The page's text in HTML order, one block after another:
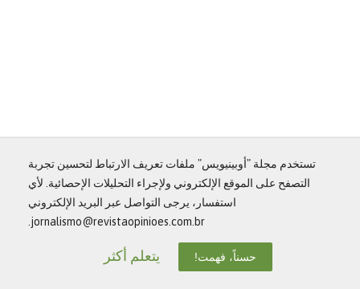
تستخدم مجلة "أوبينيويس" ملفات تعريف الارتباط لتحسين تجربة
التصفح على الموقع الإلكتروني ولإجراء التحليلات الإحصائية. لأي
استفسار، يرجى التواصل عبر البريد الإلكتروني
jornalismo@revistaopinioes.com.br.
يتعلم أكثر حسناً، فهمت!